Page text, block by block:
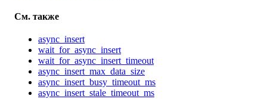
См. также
async_insert
wait_for_async_insert
wait_for_async_insert_timeout
async_insert_max_data_size
async_insert_busy_timeout_ms
async_insert_stale_timeout_ms